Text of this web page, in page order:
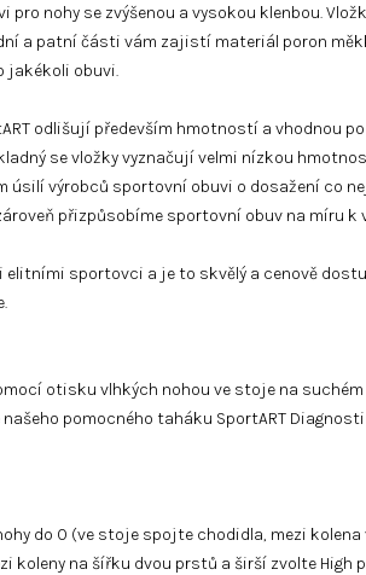
pro nohy se zvýšenou a vysokou klenbou.
a patní části vám zajistí materiál poron
jakékoli obuvi.
odlišují především hmotností a vhodnou
se vložky vyznačují velmi nízkou
úsilí výrobců sportovní obuvi o dosažení co
přizpůsobíme sportovní obuv na míru k
elitními sportovci a je to skvělý a cenově
otisku vlhkých nohou ve stoje na suchém
pomocného taháku SportART
do O (ve stoje spojte chodidla, mezi
koleny na šířku dvou prstů a širší zvolte High